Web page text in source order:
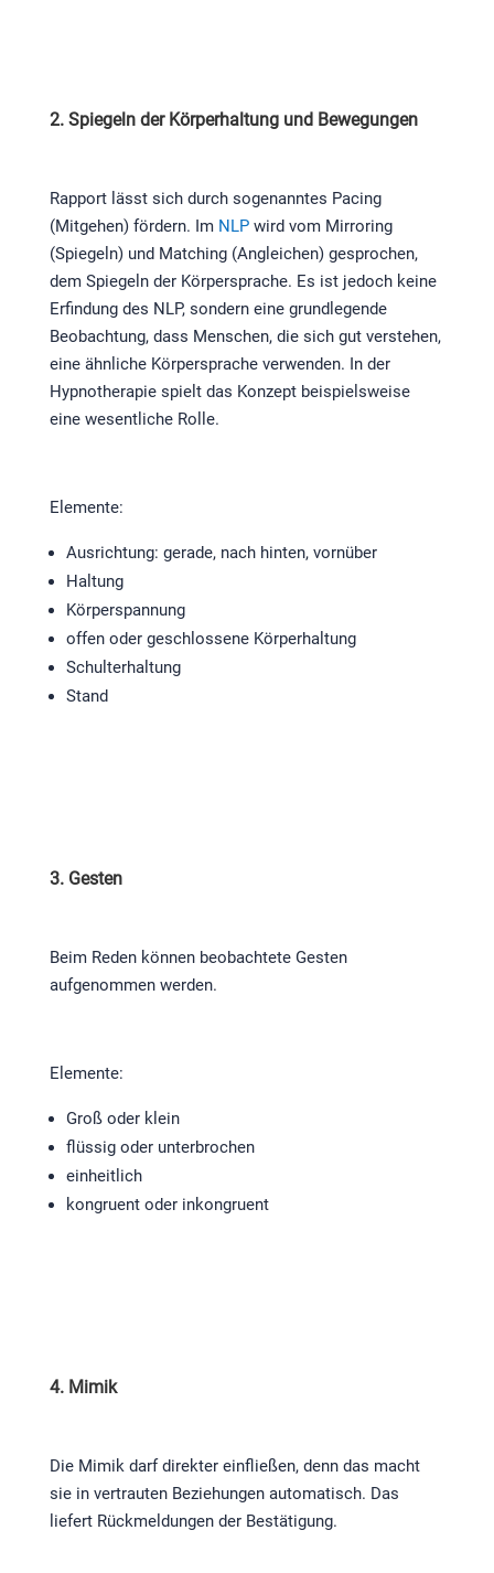
2. Spiegeln der Körperhaltung und Bewegungen
Rapport lässt sich durch sogenanntes Pacing
(Mitgehen) fördern. Im NLPwird vom Mirroring
(Spiegeln) und Matching (Angleichen) gesprochen,
dem Spiegeln der Körpersprache. Es ist jedoch keine
Erfindung des NLP, sondern eine grundlegende
Beobachtung, dass Menschen, die sich gut verstehen,
eine ähnliche Körpersprache verwenden. In der
Hypnotherapie spielt das Konzept beispielsweise
eine wesentliche Rolle.
Elemente:
Ausrichtung: gerade, nach hinten, vornüber
Haltung
Körperspannung
offen oder geschlossene Körperhaltung
Schulterhaltung
Stand
3. Gesten
Beim Reden können beobachtete Gesten
aufgenommen werden.
Elemente:
Groß oder klein
flüssig oder unterbrochen
einheitlich
kongruent oder inkongruent
4. Mimik
Die Mimik darf direkter einfließen, denn das macht
sie in vertrauten Beziehungen automatisch. Das
liefert Rückmeldungen der Bestätigung.